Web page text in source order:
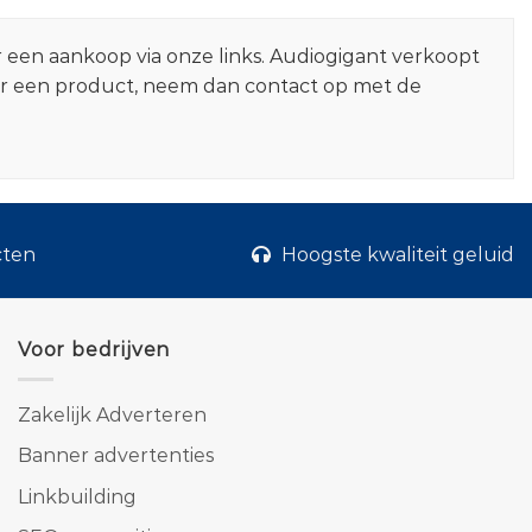
aankoop via onze links. Audiogigant verkoopt
een product, neem dan contact op met de
Hoogste kwaliteit geluid
Voor bedrijven
Zakelijk Adverteren
Banner advertenties
Linkbuilding